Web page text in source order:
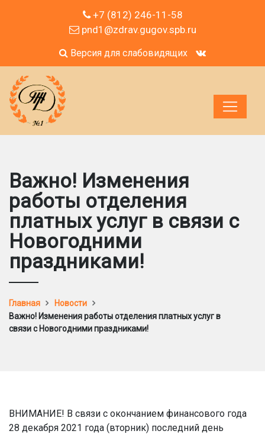
+7 (812) 246-11-58
pnd1@zdrav.gugov.spb.ru
Версия для слабовидящих
Важно! Изменения
работы отделения
платных услуг в связи с
Новогодними
праздниками!
Главная
Новости
Важно! Изменения работы отделения платных услуг в
связи с Новогодними праздниками!
ВНИМАНИЕ! В связи с окончанием финансового года
28 декабря 2021 года (вторник) последний день